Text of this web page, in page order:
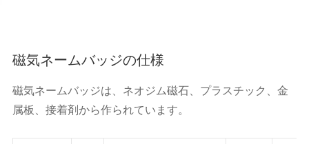
磁気ネームバッジの仕様
磁気ネームバッジは、ネオジム磁石、プラスチック、金
属板、接着剤から作られています。